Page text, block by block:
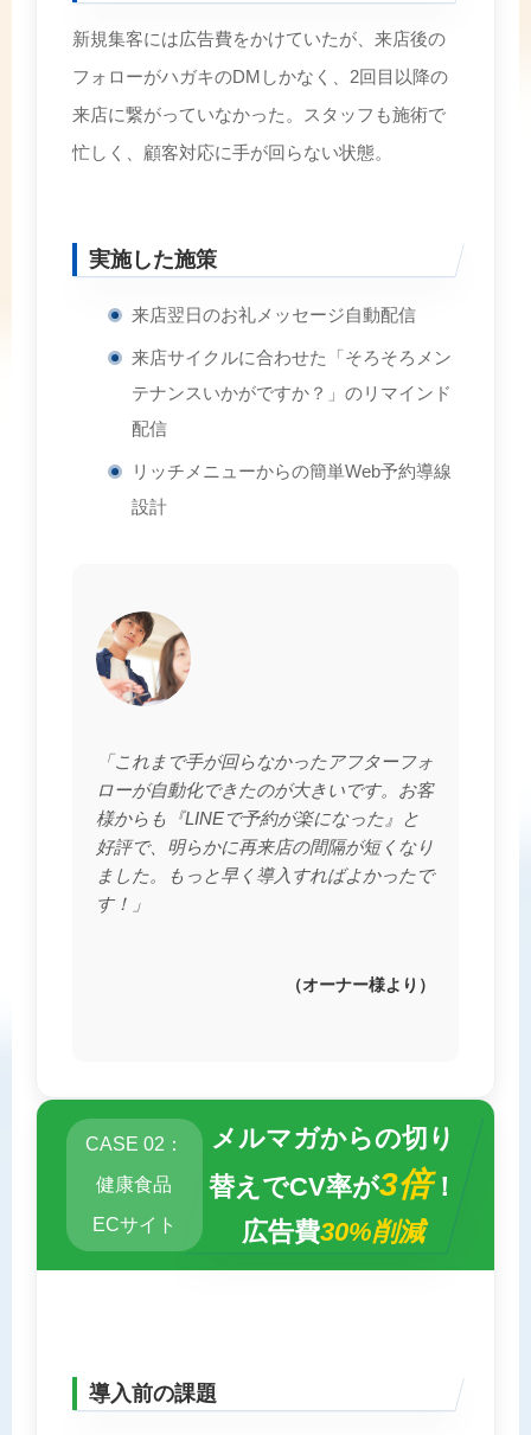
新規集客には広告費をかけていたが、来店後の
フォローがハガキのDMしかなく、2回目以降の
来店に繋がっていなかった。スタッフも施術で
忙しく、顧客対応に手が回らない状態。
実施した施策
来店翌日のお礼メッセージ自動配信
来店サイクルに合わせた「そろそろメン
テナンスいかがですか？」のリマインド
配信
リッチメニューからの簡単Web予約導線
設計
「これまで手が回らなかったアフターフォ
ローが自動化できたのが大きいです。お客
様からも『LINEで予約が楽になった』と
好評で、明らかに再来店の間隔が短くなり
ました。もっと早く導入すればよかったで
す！」
（オーナー様より）
CASE 02：
健康食品
ECサイト
メルマガからの切り
替えでCV率が3倍！
広告費30%削減
導入前の課題